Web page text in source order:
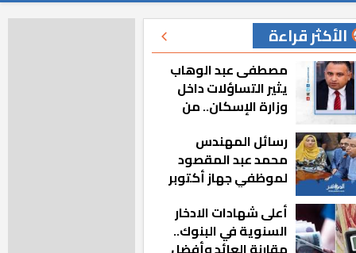
الأكثر قراءة
مصطفى عبد الوهاب
يثير التساؤلات داخل
وزارة الإسكان.. من
المناصب؟
رسائل المهندس
محمد عبد المقصود
لموظفي جهاز أكتوبر
مشيت والمدينة
رجعت للخلف»
أعلى شهادات الادخار
السنوية في البنوك..